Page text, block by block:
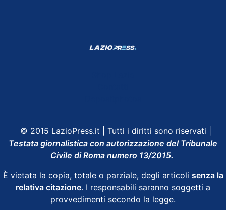
© 2015 LazioPress.it | Tutti i diritti sono riservati |
Testata giornalistica con autorizzazione del Tribunale
Civile di Roma numero 13/2015.
È vietata la copia, totale o parziale, degli articoli senza la
relativa citazione. I responsabili saranno soggetti a
provvedimenti secondo la legge.